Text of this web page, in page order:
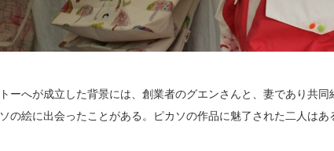
トーへが成立した背景には、創業者のグエンさんと、妻であり共
ソの絵に出会ったことがある。ピカソの作品に魅了された二人はあ